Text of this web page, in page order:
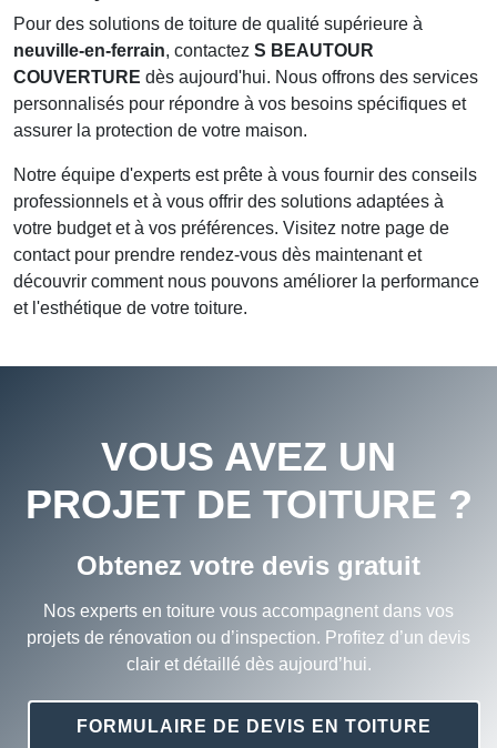
Pour des solutions de toiture de qualité supérieure à
neuville-en-ferrain, contactez S BEAUTOUR
COUVERTURE dès aujourd'hui. Nous offrons des services
personnalisés pour répondre à vos besoins spécifiques et
assurer la protection de votre maison.
Notre équipe d'experts est prête à vous fournir des conseils
professionnels et à vous offrir des solutions adaptées à
votre budget et à vos préférences. Visitez notre page de
contactpour prendre rendez-vous dès maintenant et
découvrir comment nous pouvons améliorer la performance
et l'esthétique de votre toiture.
VOUS AVEZ UN
PROJET DE TOITURE ?
Obtenez votre devis gratuit
Nos experts en toiture vous accompagnent dans vos
projets de rénovation ou d’inspection. Profitez d’un devis
clair et détaillé dès aujourd’hui.
FORMULAIRE DE DEVIS EN TOITURE